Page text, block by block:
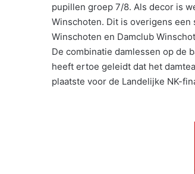
pupillen groep 7/8. Als decor is
Winschoten. Dit is overigens
Winschoten en Damclub
De combinatie damlessen op de
heeft ertoe geleidt dat het
plaatste voor de Landelijke NK-